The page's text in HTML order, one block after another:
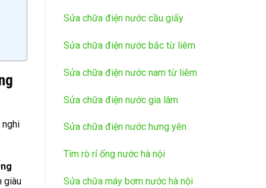
nghi
giàu
Sửa chữa điện nước cầu giấy
Sửa chữa điện nước bắc từ liêm
Sửa chữa điện nước nam từ liêm
Sửa chữa điện nước gia lâm
Sửa chữa điện nước hưng yên
Tìm rò rỉ ống nước hà nội
Sửa chữa máy bơm nước hà nội